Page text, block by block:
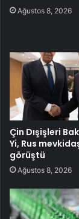
Ağustos 8, 2026
Çin Dışişleri
Yi, Rus
görüştü
Ağustos 8, 2026